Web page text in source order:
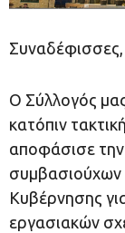
Ο Σύλλογός
κατόπιν
αποφάσισε
συμβασιούχων
Κυβέρνησης
εργασιακών